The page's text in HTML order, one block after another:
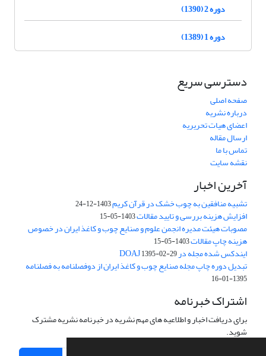
دوره 2 (1390)
دوره 1 (1389)
دسترسی سریع
صفحه اصلی
درباره نشریه
اعضای هیات تحریریه
ارسال مقاله
تماس با ما
نقشه سایت
آخرین اخبار
تشبیه منافقین به چوب خشک در قرآن کریم1403-12-24
افزایش هزینه بررسی و تایید مقالات1403-05-15
مصوبات هیئت مدیره انجمن علوم و صنایع چوب و کاغذ ایران در خصوص
هزینه چاپ مقالات1403-05-15
ایندکس شده مجله در DOAJ1395-02-29
تبدیل دوره چاپ مجله صنایع چوب و کاغذ ایران از دوفصلنامه به فصلنامه
1395-01-16
اشتراک خبرنامه
برای دریافت اخبار و اطلاعیه های مهم نشریه در خبرنامه نشریه مشترک
شوید.